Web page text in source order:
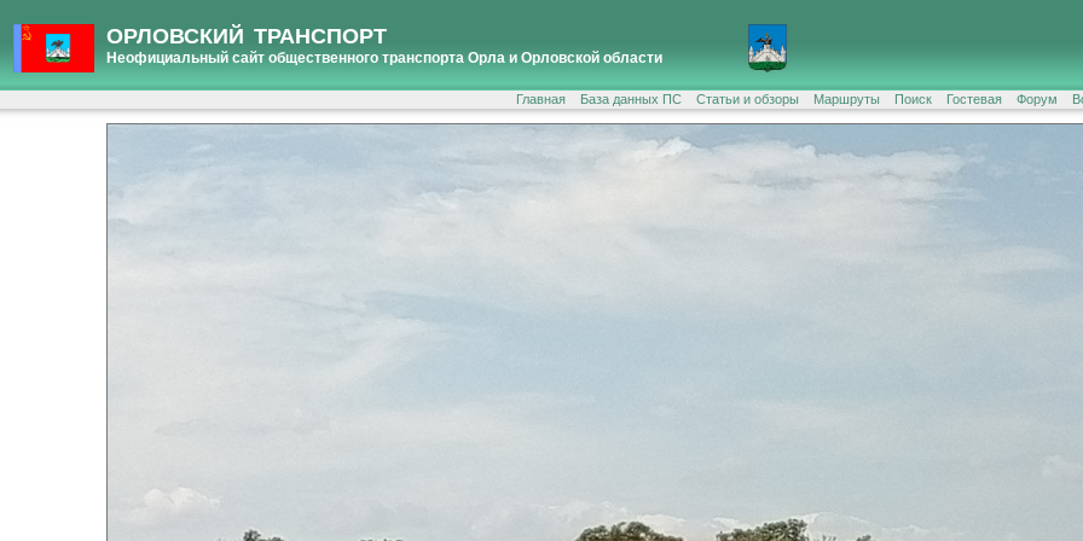
ОРЛОВСКИЙ ТРАНСПОРТ
Неофициальный сайт общественного транспорта Орла и Орловской области
Главная База данных ПС Статьи и обзоры Маршруты Поиск Гостевая Форум